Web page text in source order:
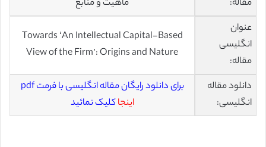
مقاله:
ماهیت و منابع
عنوان
انگلیسی
مقاله:
Towards ‘An Intellectual Capital-Based
View of the Firm’: Origins and Nature
دانلود مقاله
انگلیسی:
برای دانلود رایگان مقاله انگلیسی با فرمت pdf
اینجاکلیک نمائید